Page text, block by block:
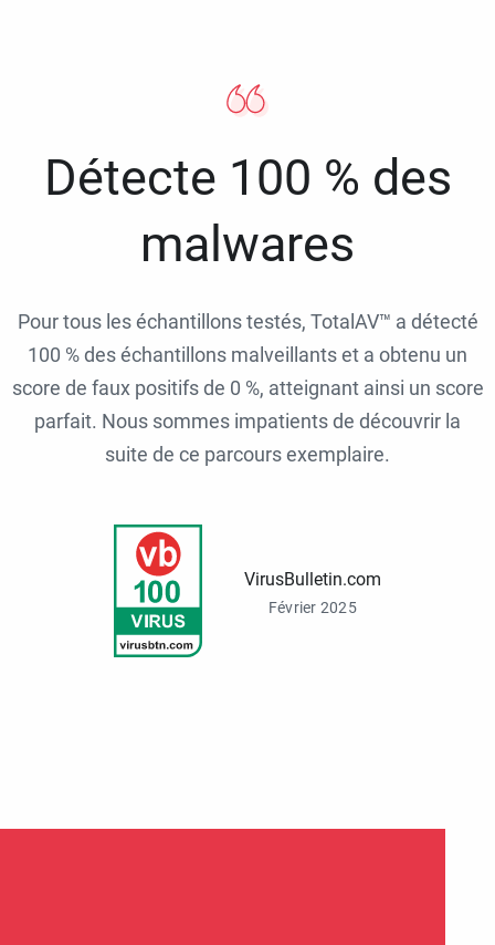
Détecte 100 % des
malwares
Pour tous les échantillons testés, TotalAV™ a détecté
100 % des échantillons malveillants et a obtenu un
score de faux positifs de 0 %, atteignant ainsi un score
parfait. Nous sommes impatients de découvrir la
suite de ce parcours exemplaire.
VirusBulletin.com
Février 2025